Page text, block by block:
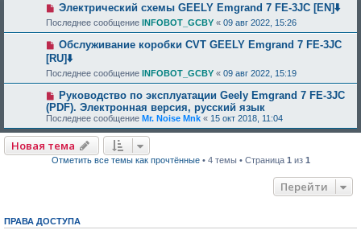
Электрический схемы GEELY Emgrand 7 FE-3JC [EN]⬇️
Последнее сообщение INFOBOT_GCBY « 09 авг 2022, 15:26
Обслуживание коробки CVT GEELY Emgrand 7 FE-3JC
[RU]⬇️
Последнее сообщение INFOBOT_GCBY « 09 авг 2022, 15:19
Руководство по эксплуатации Geely Emgrand 7 FE-3JC
(PDF). Электронная версия, русский язык
Последнее сообщение Mr. Noise Mnk « 15 окт 2018, 11:04
Новая тема
Отметить все темы как прочтённые• 4 темы • Страница 1 из 1
Перейти
ПРАВА ДОСТУПА